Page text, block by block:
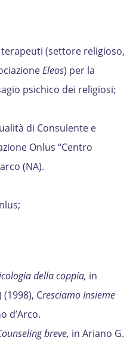
(settore religioso,
Eleos) per la
psichico dei religiosi;
di Consulente e
Onlus “Centro
(NA).
della coppia, in
Cresciamo Insieme
d’Arco.
breve, in Ariano G.